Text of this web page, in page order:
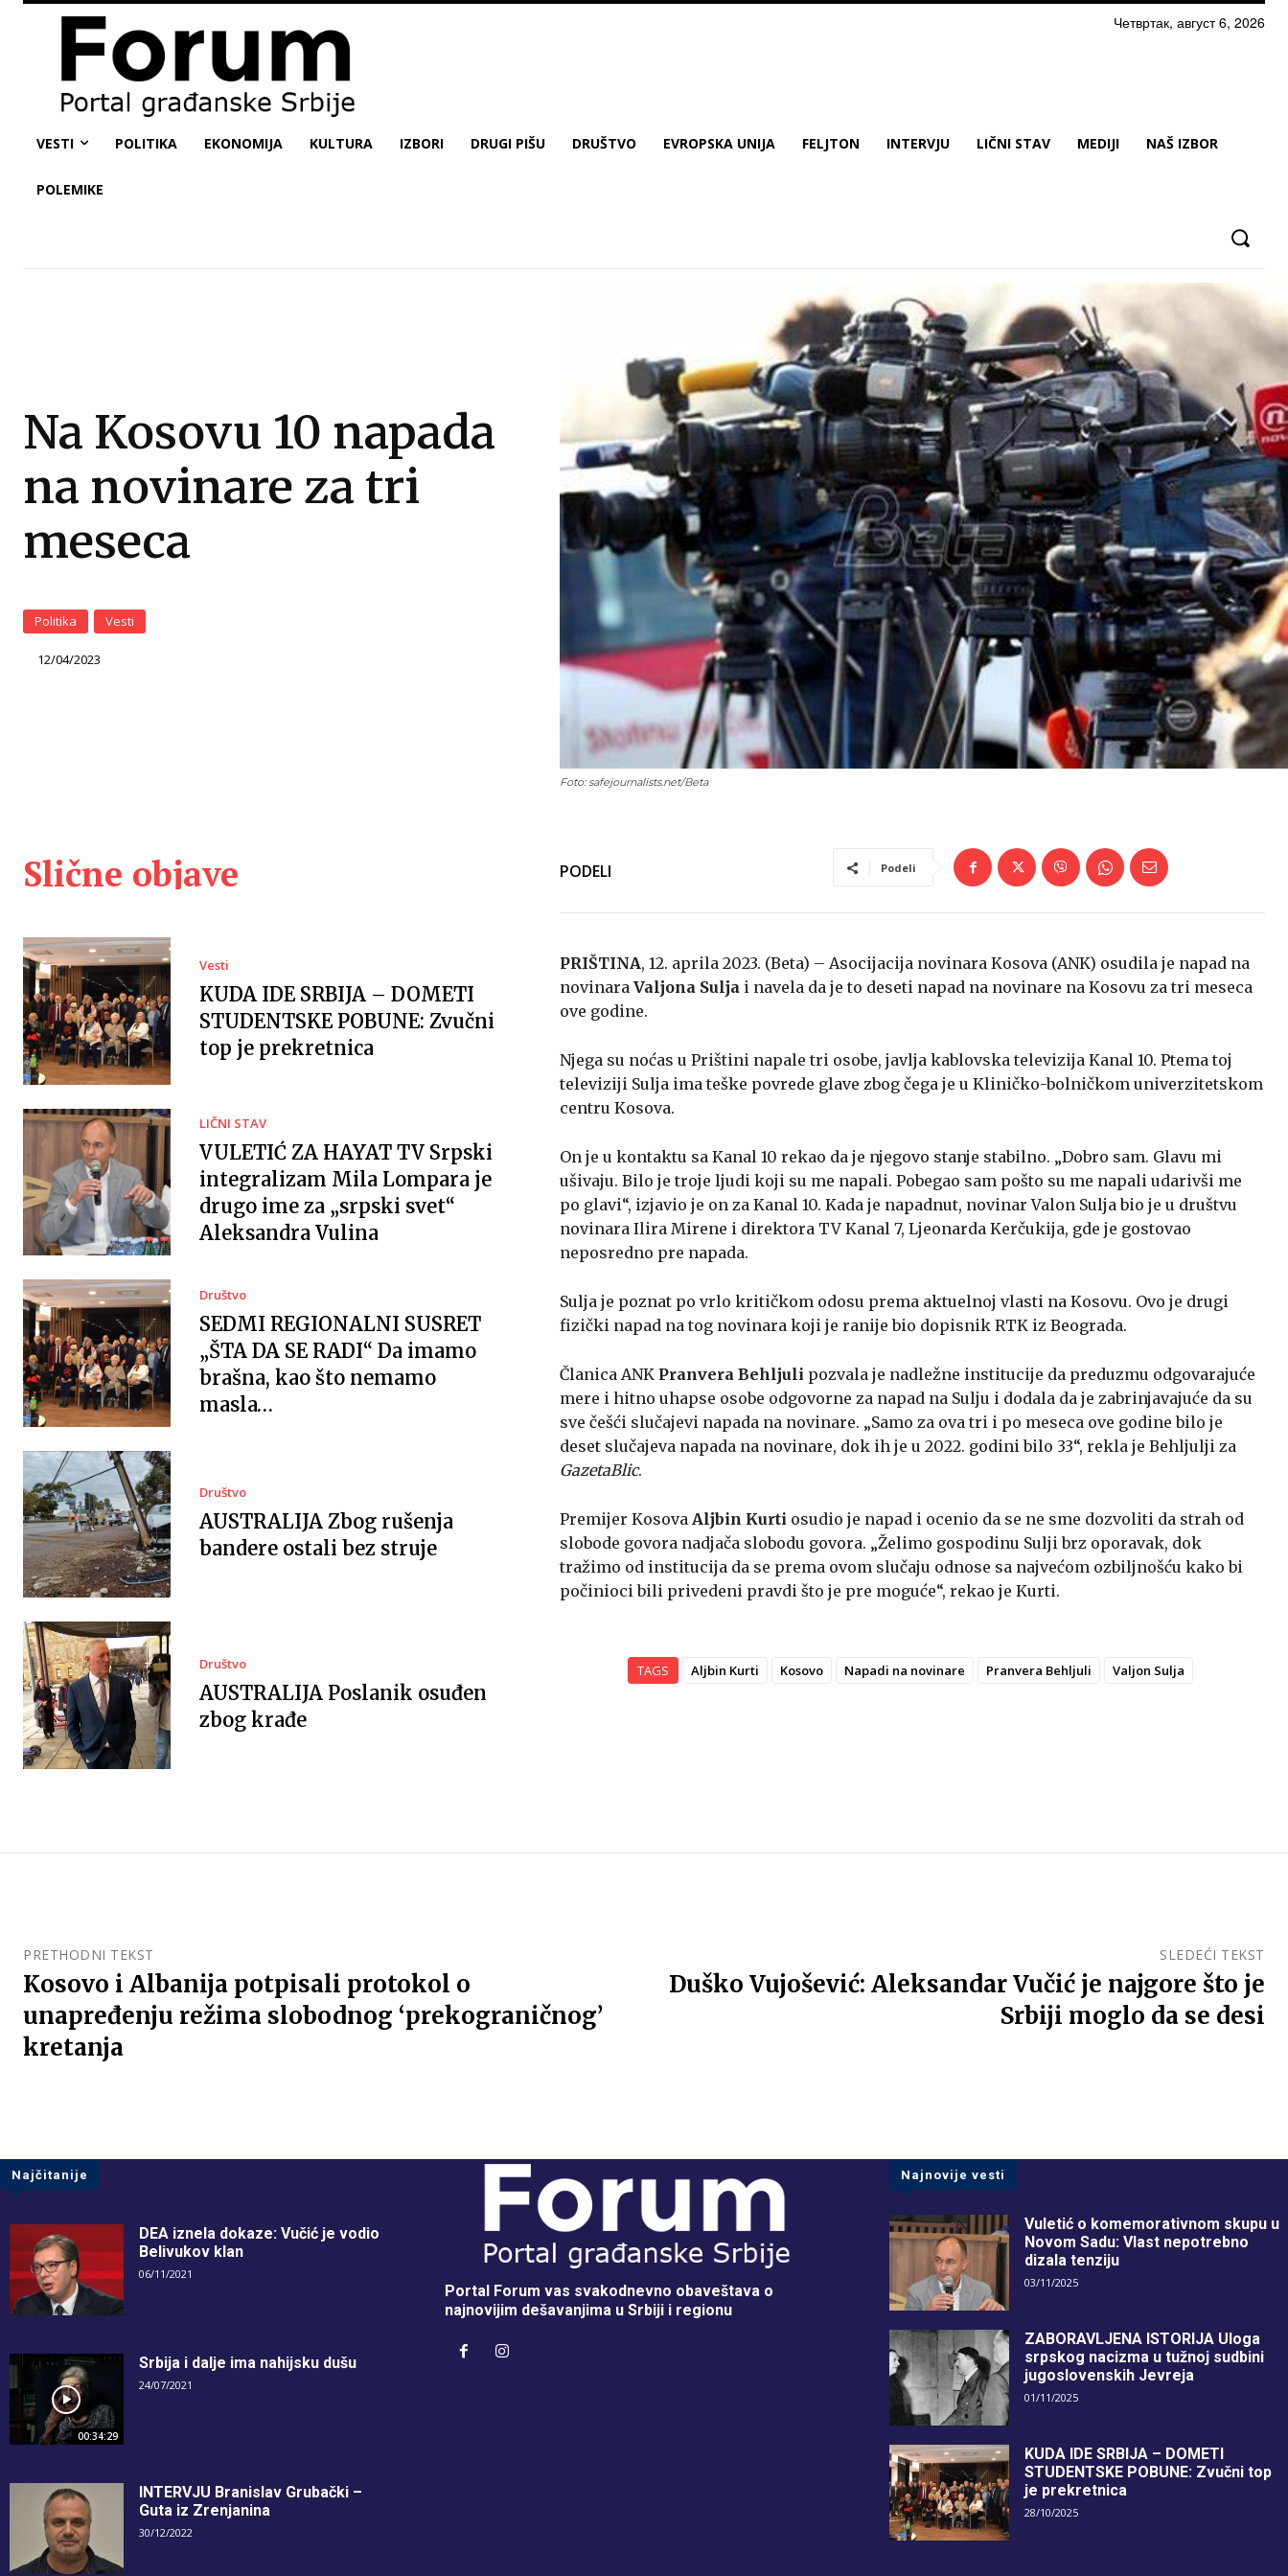
Четвртак, август 6, 2026
VESTI POLITIKA EKONOMIJA KULTURA IZBORI DRUGI PIŠU DRUŠTVO EVROPSKA UNIJA FELJTON INTERVJU LIČNI STAV MEDIJI NAŠ IZBOR
POLEMIKE
Na Kosovu 10 napada
na novinare za tri
meseca
Politika Vesti
12/04/2023
Foto: safejournalists.net/Beta
Slične objave
Vesti
KUDA IDE SRBIJA – DOMETI
STUDENTSKE POBUNE: Zvučni
top je prekretnica
LIČNI STAV
VULETIĆ ZA HAYAT TV Srpski
integralizam Mila Lompara je
drugo ime za „srpski svet“
Aleksandra Vulina
Društvo
SEDMI REGIONALNI SUSRET
„ŠTA DA SE RADI“ Da imamo
brašna, kao što nemamo
masla…
Društvo
AUSTRALIJA Zbog rušenja
bandere ostali bez struje
Društvo
AUSTRALIJA Poslanik osuđen
zbog krađe
PODELI Podeli
PRIŠTINA, 12. aprila 2023. (Beta) – Asocijacija novinara Kosova (ANK) osudila je napad na
novinara Valjona Sulja i navela da je to deseti napad na novinare na Kosovu za tri meseca
ove godine.
Njega su noćas u Prištini napale tri osobe, javlja kablovska televizija Kanal 10. Ptema toj
televiziji Sulja ima teške povrede glave zbog čega je u Kliničko-bolničkom univerzitetskom
centru Kosova.
On je u kontaktu sa Kanal 10 rekao da je njegovo stanje stabilno. „Dobro sam. Glavu mi
ušivaju. Bilo je troje ljudi koji su me napali. Pobegao sam pošto su me napali udarivši me
po glavi“, izjavio je on za Kanal 10. Kada je napadnut, novinar Valon Sulja bio je u društvu
novinara Ilira Mirene i direktora TV Kanal 7, Ljeonarda Kerčukija, gde je gostovao
neposredno pre napada.
Sulja je poznat po vrlo kritičkom odosu prema aktuelnoj vlasti na Kosovu. Ovo je drugi
fizički napad na tog novinara koji je ranije bio dopisnik RTK iz Beograda.
Članica ANK Pranvera Behljuli pozvala je nadležne institucije da preduzmu odgovarajuće
mere i hitno uhapse osobe odgovorne za napad na Sulju i dodala da je zabrinjavajuće da su
sve češći slučajevi napada na novinare. „Samo za ova tri i po meseca ove godine bilo je
deset slučajeva napada na novinare, dok ih je u 2022. godini bilo 33“, rekla je Behljulji za
GazetaBlic.
Premijer Kosova Aljbin Kurti osudio je napad i ocenio da se ne sme dozvoliti da strah od
slobode govora nadjača slobodu govora. „Želimo gospodinu Sulji brz oporavak, dok
tražimo od institucija da se prema ovom slučaju odnose sa najvećom ozbiljnošću kako bi
počinioci bili privedeni pravdi što je pre moguće“, rekao je Kurti.
TAGS Aljbin Kurti Kosovo Napadi na novinare Pranvera Behljuli Valjon Sulja
PRETHODNI TEKST
Kosovo i Albanija potpisali protokol o
unapređenju režima slobodnog ‘prekograničnog’
kretanja
SLEDEĆI TEKST
Duško Vujošević: Aleksandar Vučić je najgore što je
Srbiji moglo da se desi
Najčitanije
DEA iznela dokaze: Vučić je vodio
Belivukov klan
06/11/2021
00:34:29
Srbija i dalje ima nahijsku dušu
24/07/2021
INTERVJU Branislav Grubački –
Guta iz Zrenjanina
30/12/2022
Portal Forum vas svakodnevno obaveštava o
najnovijim dešavanjima u Srbiji i regionu
Najnovije vesti
Vuletić o komemorativnom skupu u
Novom Sadu: Vlast nepotrebno
dizala tenziju
03/11/2025
ZABORAVLJENA ISTORIJA Uloga
srpskog nacizma u tužnoj sudbini
jugoslovenskih Jevreja
01/11/2025
KUDA IDE SRBIJA – DOMETI
STUDENTSKE POBUNE: Zvučni top
je prekretnica
28/10/2025